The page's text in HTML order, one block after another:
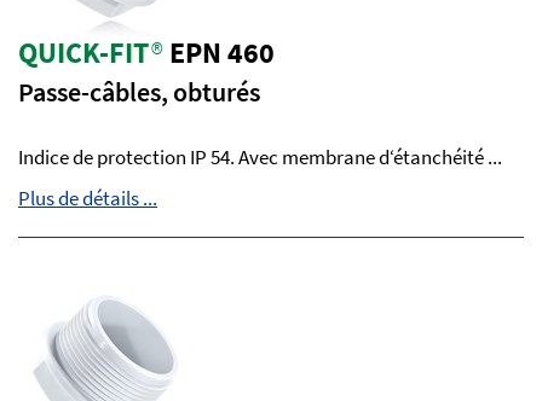
QUICK-FIT®EPN 460
Passe-câbles, obturés
Indice de protection IP 54. Avec membrane d‘étanchéité ...
Plus de détails ...